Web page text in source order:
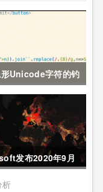
Unicode字符的钓
一种新的JS混淆技
发布2020年9月
析